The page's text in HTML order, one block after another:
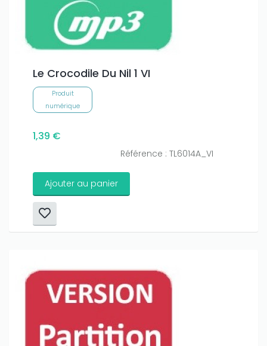
Le Crocodile Du Nil 1 VI
Produit
numérique
1,39 €
Référence : TL6014A_VI
Ajouter au panier
Only play atJoo casino
amount on your credits!